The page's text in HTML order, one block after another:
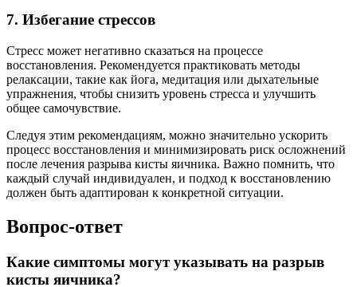
7. Избегание стрессов
Стресс может негативно сказаться на процессе
восстановления. Рекомендуется практиковать методы
релаксации, такие как йога, медитация или дыхательные
упражнения, чтобы снизить уровень стресса и улучшить
общее самочувствие.
Следуя этим рекомендациям, можно значительно ускорить
процесс восстановления и минимизировать риск осложнений
после лечения разрыва кисты яичника. Важно помнить, что
каждый случай индивидуален, и подход к восстановлению
должен быть адаптирован к конкретной ситуации.
Вопрос-ответ
Какие симптомы могут указывать на разрыв
кисты яичника?